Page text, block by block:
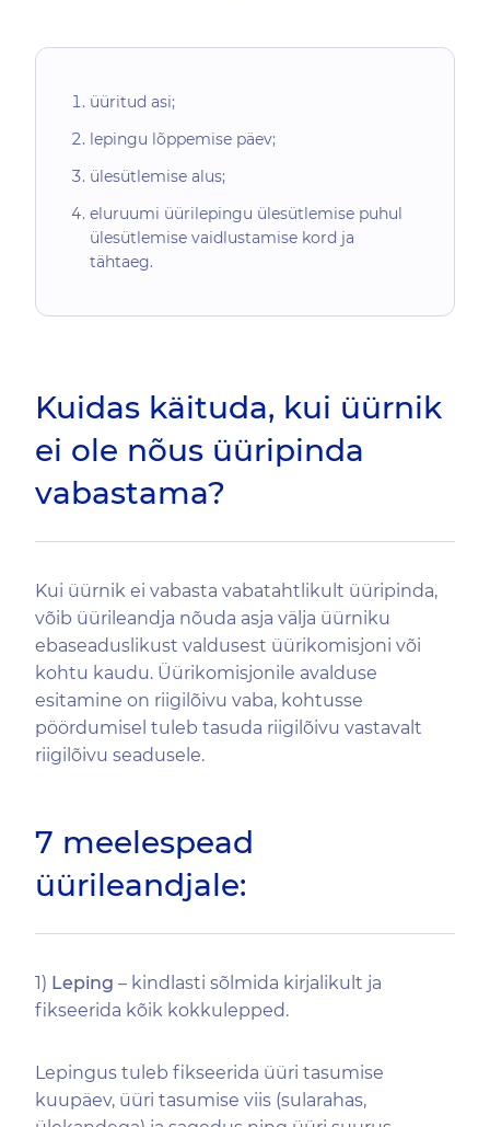
üüritud asi;
lepingu lõppemise päev;
ülesütlemise alus;
eluruumi üürilepingu ülesütlemise puhul
ülesütlemise vaidlustamise kord ja
tähtaeg.
Kuidas käituda, kui üürnik
ei ole nõus üüripinda
vabastama?
Kui üürnik ei vabasta vabatahtlikult üüripinda,
võib üürileandja nõuda asja välja üürniku
ebaseaduslikust valdusest üürikomisjoni või
kohtu kaudu. Üürikomisjonile avalduse
esitamine on riigilõivu vaba, kohtusse
pöördumisel tuleb tasuda riigilõivu vastavalt
riigilõivu seadusele.
7 meelespead
üürileandjale:
1) Leping – kindlasti sõlmida kirjalikult ja
fikseerida kõik kokkulepped.
Lepingus tuleb fikseerida üüri tasumise
kuupäev, üüri tasumise viis (sularahas,